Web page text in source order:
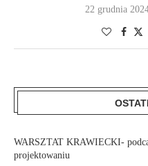
22 grudnia
WARSZTAT KRAWIECKI-
projektowaniu